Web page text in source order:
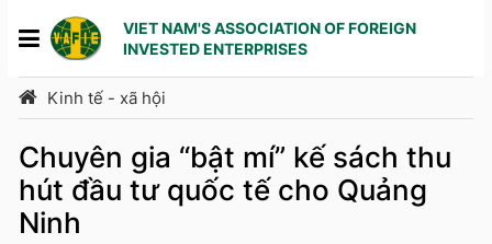
VIET NAM'S ASSOCIATION OF FOREIGN
INVESTED ENTERPRISES
Kinh tế - xã hội
Chuyên gia “bật mí” kế sách thu
hút đầu tư quốc tế cho Quảng
Ninh